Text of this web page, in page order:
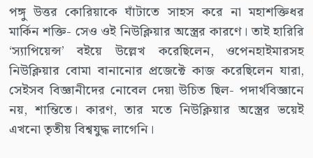
পঙ্গু উত্তর কোরিয়াকে ঘাঁটাতে সাহস করে না মহাশক্তিধর
মার্কিন শক্তি- সেও ওই নিউক্লিয়ার অস্ত্রের কারণে। তাই হারিরি
‘স্যাপিয়েন্স’ বইয়ে উল্লেখ করেছিলেন, ওপেনহাইমারসহ
নিউক্লিয়ার বোমা বানানোর প্রজেক্টে কাজ করেছিলেন যারা,
সেইসব বিজ্ঞানীদের নোবেল দেয়া উচিত ছিল- পদার্থবিজ্ঞানে
নয়, শান্তিতে। কারণ, তার মতে নিউক্লিয়ার অস্ত্রের ভয়েই
এখনো তৃতীয় বিশ্বযুদ্ধ লাগেনি।